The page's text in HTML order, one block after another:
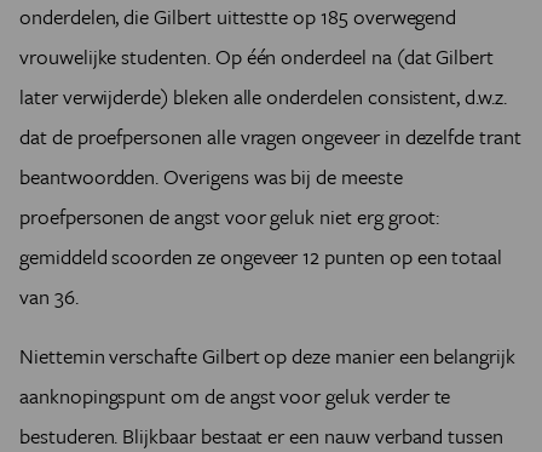
onderdelen, die Gilbert uittestte op 185 overwegend
vrouwelijke studenten. Op één onderdeel na (dat Gilbert
later verwijderde) bleken alle onderdelen consistent, d.w.z.
dat de proefpersonen alle vragen ongeveer in dezelfde trant
beantwoordden. Overigens was bij de meeste
proefpersonen de angst voor geluk niet erg groot:
gemiddeld scoorden ze ongeveer 12 punten op een totaal
van 36.
Niettemin verschafte Gilbert op deze manier een belangrijk
aanknopingspunt om de angst voor geluk verder te
bestuderen. Blijkbaar bestaat er een nauw verband tussen